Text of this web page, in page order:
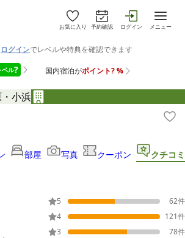
お気に入り 予約確認 ログイン メニュー
小浜
部屋 写真 クーポン クチコミ
5 62件
4
121件
3
78件